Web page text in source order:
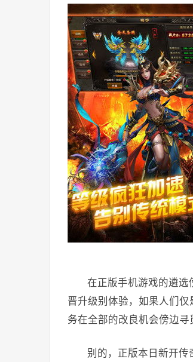
在正版手机游戏的遴选
晋升级别体验，如果人们
务在全部的改良机会傍边寻
别的，正版本日新开